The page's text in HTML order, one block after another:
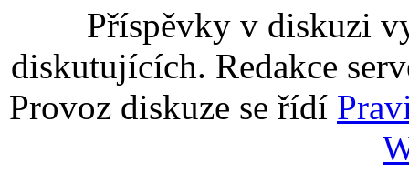
Příspěvky v diskuzi
diskutujících. Redakce
Provoz diskuze se řídí